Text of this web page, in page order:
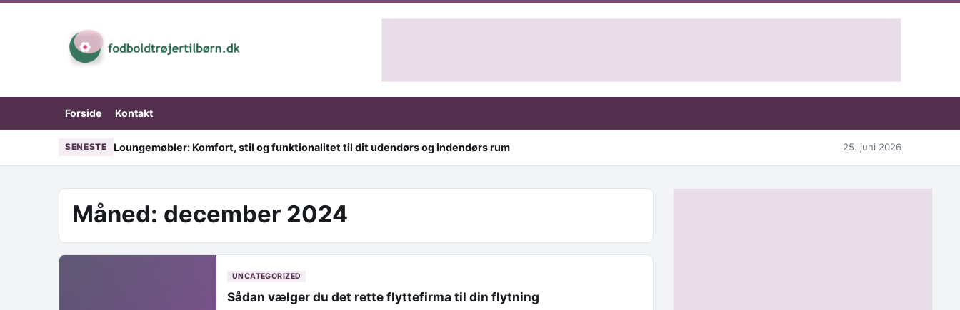
Forside Kontakt
SENESTE Loungemøbler: Komfort, stil og funktionalitet til dit udendørs og indendørs rum 25. juni 2026
Måned: december 2024
UNCATEGORIZED
Sådan vælger du det rette flyttefirma til din flytning